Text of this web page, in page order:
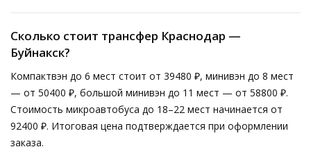
Сколько стоит трансфер Краснодар —
Буйнакск?
Компактвэн до 6 мест стоит от 39480 ₽, минивэн до 8 мест
— от 50400 ₽, большой минивэн до 11 мест — от 58800 ₽.
Стоимость микроавтобуса до 18–22 мест начинается от
92400 ₽. Итоговая цена подтверждается при оформлении
заказа.